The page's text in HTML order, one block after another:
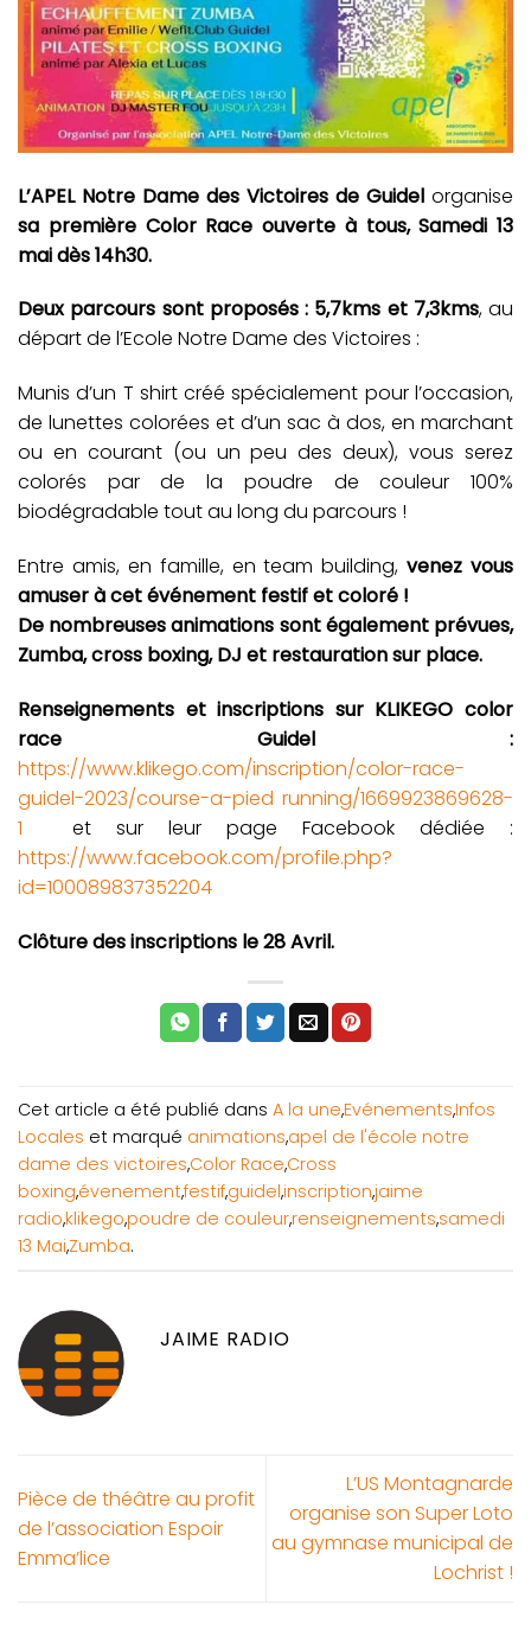
L’APEL Notre Dame des Victoires de Guidel organise
sa première Color Race ouverte à tous, Samedi 13
mai dès 14h30.
Deux parcours sont proposés : 5,7kms et 7,3kms, au
départ de l’Ecole Notre Dame des Victoires :
Munis d’un T shirt créé spécialement pour l’occasion,
de lunettes colorées et d’un sac à dos, en marchant
ou en courant (ou un peu des deux), vous serez
colorés par de la poudre de couleur 100%
biodégradable tout au long du parcours !
Entre amis, en famille, en team building,venez vous
amuser à cet événement festif et coloré !
De nombreuses animations sont également prévues,
Zumba, cross boxing, DJ et restauration sur place.
Renseignements et inscriptions sur KLIKEGO color
race Guidel :
https://www.klikego.com/inscription/color-race-
guidel-2023/course-a-pied running/1669923869628-
1 et sur leur page Facebook dédiée :
https://www.facebook.com/profile.php?
id=100089837352204
Clôture des inscriptions le 28 Avril.
Cet article a été publié dans A la une,Evénements,Infos
Locales et marqué animations,apel de l'école notre
dame des victoires,Color Race,Cross
boxing,évenement,festif,guidel,inscription,jaime
radio,klikego,poudre de couleur,renseignements,samedi
13 Mai,Zumba.
JAIME RADIO
Pièce de théâtre au profit
de l’association Espoir
Emma’lice
L’US Montagnarde
organise son Super Loto
au gymnase municipal de
Lochrist !